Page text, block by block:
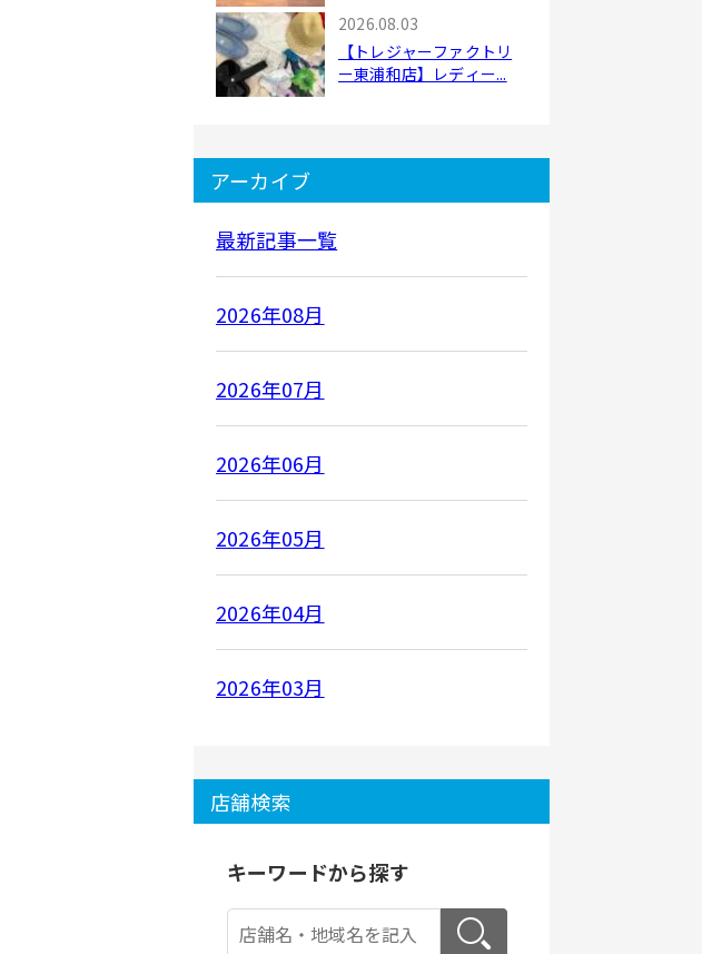
2026.08.03
【トレジャーファクトリ
ー東浦和店】レディー...
アーカイブ
最新記事一覧
2026年08月
2026年07月
2026年06月
2026年05月
2026年04月
2026年03月
店舗検索
キーワードから探す